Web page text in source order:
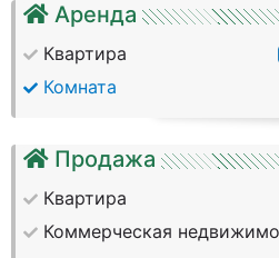
Аренда
Квартира
Комната
Продажа
Квартира